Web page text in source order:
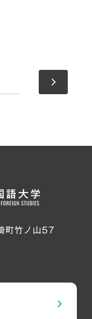
町竹ノ山57